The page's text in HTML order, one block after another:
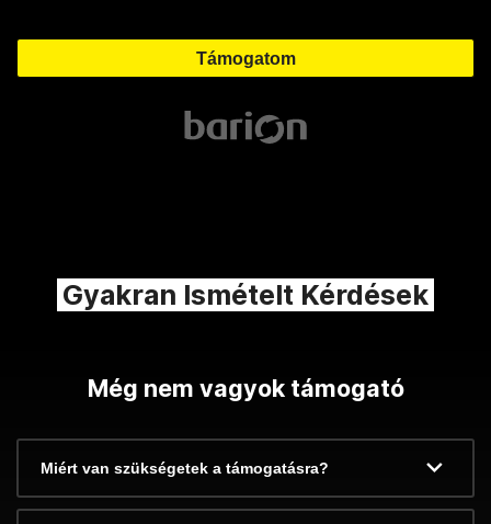
Gyakran Ismételt Kérdések
Még nem vagyok támogató
Miért van szükségetek a támogatásra?